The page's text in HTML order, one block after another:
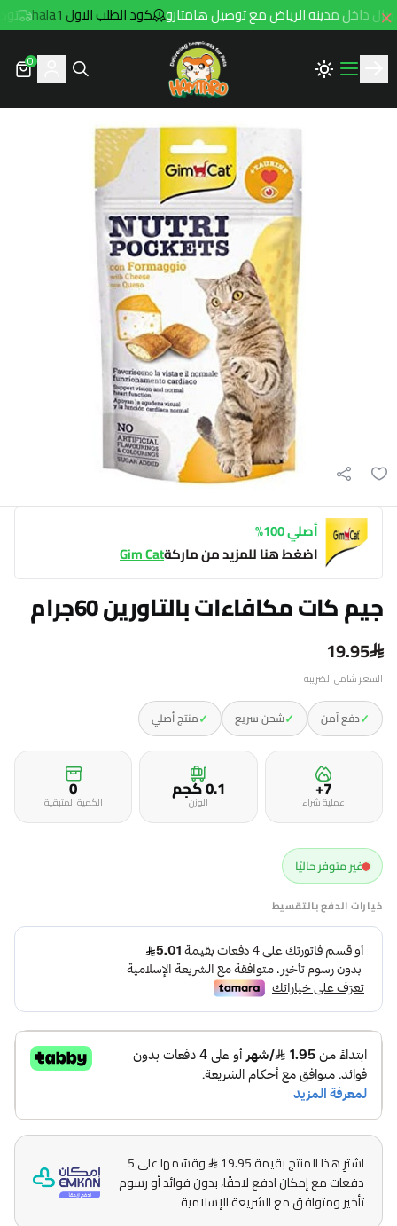
كود الطلب الاول hala1 توصيل
Hamtaro
0
أصلي 100%
اضغط هنا للمزيد من ماركةGim Cat
جيم كات مكافاءات بالتاورين 60جرام
19.95
السعر شامل الضريبه
✓دفع آمن ✓شحن سريع ✓منتج أصلي
7+
عملية شراء 0.1 كجمالوزن 0
الكمية المتبقية
غير متوفر حاليًا
خيارات الدفع بالتقسيط
اشترِ هذا المنتج بقيمة 19.95
وقسّمها على 5
دفعات مع إمكان ادفع لاحقًا، بدون فوائد أو رسوم
تأخير ومتوافق مع الشريعة الإسلامية